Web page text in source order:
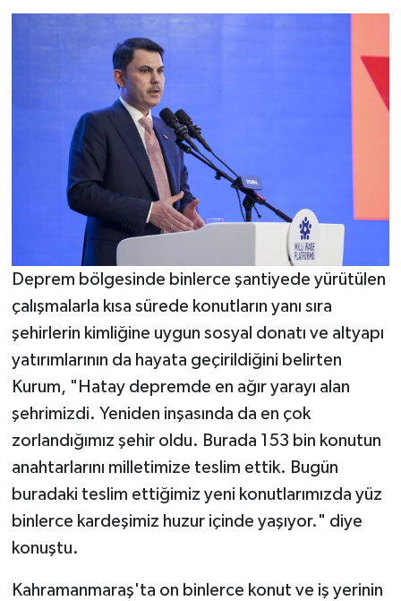
Deprem bölgesinde binlerce şantiyede yürütülen
çalışmalarla kısa sürede konutların yanı sıra
şehirlerin kimliğine uygun sosyal donatı ve altyapı
yatırımlarının da hayata geçirildiğini belirten
Kurum, "Hatay depremde en ağır yarayı alan
şehrimizdi. Yeniden inşasında da en çok
zorlandığımız şehir oldu. Burada 153 bin konutun
anahtarlarını milletimize teslim ettik. Bugün
buradaki teslim ettiğimiz yeni konutlarımızda yüz
binlerce kardeşimiz huzur içinde yaşıyor." diye
konuştu.
Kahramanmaraş'ta on binlerce konut ve iş yerinin